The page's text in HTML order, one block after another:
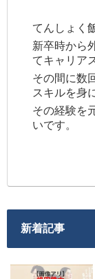
てんしょく
新卒時から
てキャリア
その間に数
スキルを身
その経験を
いです。
新着記事